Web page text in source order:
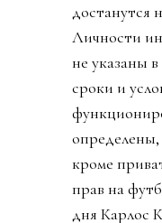
достанутся
Личности
не указаны
сроки и
определены,
кроме
прав на
дня Карлос